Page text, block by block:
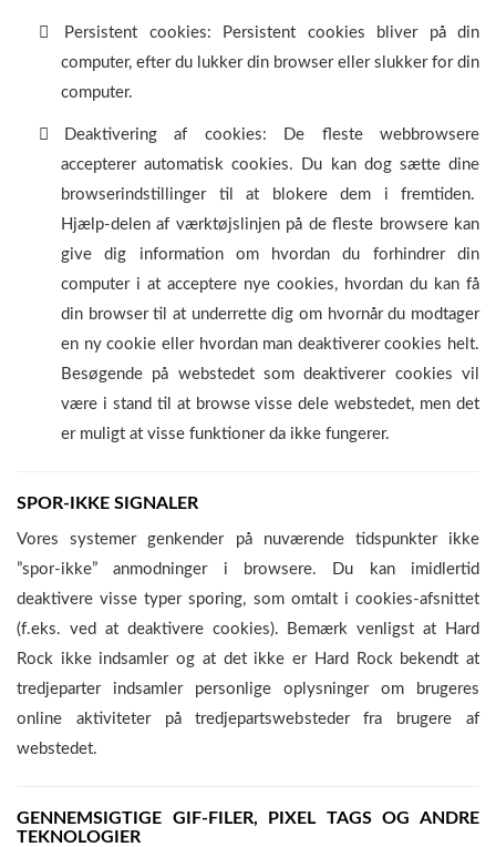
Persistent cookies: Persistent cookies bliver på din
computer, efter du lukker din browser eller slukker for din
computer.
Deaktivering af cookies: De fleste webbrowsere
accepterer automatisk cookies. Du kan dog sætte dine
browserindstillinger til at blokere dem i fremtiden.
Hjælp-delen af værktøjslinjen på de fleste browsere kan
give dig information om hvordan du forhindrer din
computer i at acceptere nye cookies, hvordan du kan få
din browser til at underrette dig om hvornår du modtager
en ny cookie eller hvordan man deaktiverer cookies helt.
Besøgende på webstedet som deaktiverer cookies vil
være i stand til at browse visse dele webstedet, men det
er muligt at visse funktioner da ikke fungerer.
SPOR-IKKE SIGNALER
Vores systemer genkender på nuværende tidspunkter ikke
”spor-ikke” anmodninger i browsere. Du kan imidlertid
deaktivere visse typer sporing, som omtalt i cookies-afsnittet
(f.eks. ved at deaktivere cookies). Bemærk venligst at Hard
Rock ikke indsamler og at det ikke er Hard Rock bekendt at
tredjeparter indsamler personlige oplysninger om brugeres
online aktiviteter på tredjepartswebsteder fra brugere af
webstedet.
GENNEMSIGTIGE GIF-FILER, PIXEL TAGS OG ANDRE
TEKNOLOGIER